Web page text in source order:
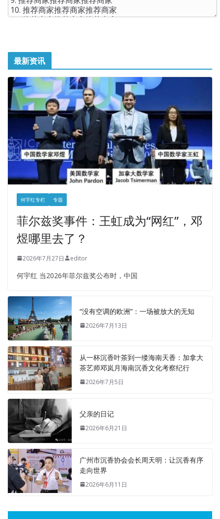
最新资讯
何宇红专栏 专题
菲尔兹奖事件：王虹成为“网红”，邓
煜哪里去了？
2026年7月27日 editor
何宇红 当2026年菲尔兹奖公布时，中国
“没有空调的欧洲”：一场被放大的无知
2026年7月13日
从一杯沉香叶茶到一缕海南天香：加拿大
茶艺师邓岚月海南沉香文化考察纪行
2026年7月5日
父亲的日记
2026年6月21日
广州市沉香协会会长周天明：让沉香有序
走向世界
2026年6月11日